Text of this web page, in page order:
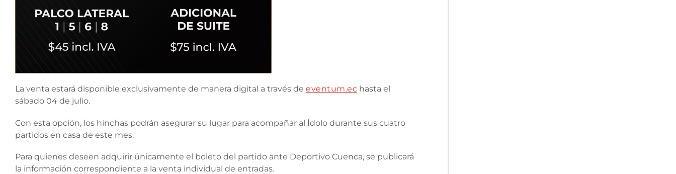
La venta estará disponible exclusivamente de manera digital a través de eventum.ec hasta el
sábado 04 de julio.
Con esta opción, los hinchas podrán asegurar su lugar para acompañar al Ídolo durante sus cuatro
partidos en casa de este mes.
Para quienes deseen adquirir únicamente el boleto del partido ante Deportivo Cuenca, se publicará
la información correspondiente a la venta individual de entradas.